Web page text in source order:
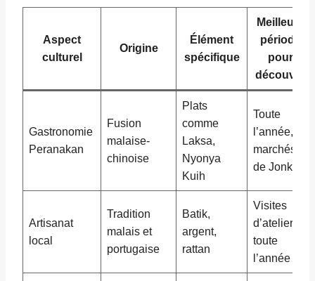
Aspect
culturel
Origine
Élément
spécifique
Meilleure
période
pour
découvrir
Gastronomie
Peranakan
Fusion
malaise-
chinoise
Plats
comme
Laksa,
Nyonya
Kuih
Toute
l’année,
marchés
de Jonker
Artisanat
local
Tradition
malais et
portugaise
Batik,
argent,
rattan
Visites
d’ateliers
toute
l’année